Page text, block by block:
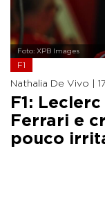
Foto: XPB Images
F1
Nathalia De Vivo |
F1:
Ferrari e
pouco